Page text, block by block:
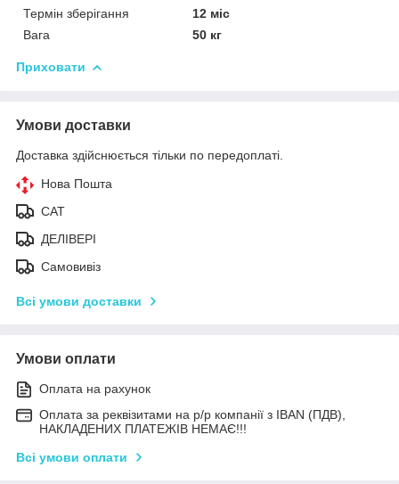
Термін зберігання
12 міс
Вага
50 кг
Приховати
Умови доставки
Доставка здійснюється тільки по передоплаті.
Нова Пошта
САТ
ДЕЛІВЕРІ
Самовивіз
Всі умови доставки
Умови оплати
Оплата на рахунок
Оплата за реквізитами на р/р компанії з IBAN (ПДВ),
НАКЛАДЕНИХ ПЛАТЕЖІВ НЕМАЄ!!!
Всі умови оплати